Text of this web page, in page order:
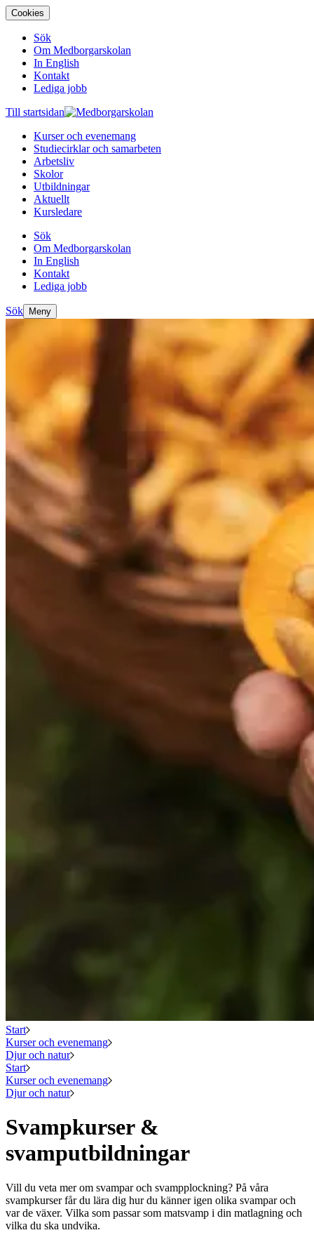
Cookies
Sök
Om Medborgarskolan
In English
Kontakt
Lediga jobb
Till startsidan
Kurser och evenemang
Studiecirklar och samarbeten
Arbetsliv
Skolor
Utbildningar
Aktuellt
Kursledare
Sök
Om Medborgarskolan
In English
Kontakt
Lediga jobb
Sök Meny
Start
Kurser och evenemang
Djur och natur
Start
Kurser och evenemang
Djur och natur
Svampkurser &
svamputbildningar
Vill du veta mer om svampar och svampplockning? På våra
svampkurser får du lära dig hur du känner igen olika svampar och
var de växer. Vilka som passar som matsvamp i din matlagning och
vilka du ska undvika.